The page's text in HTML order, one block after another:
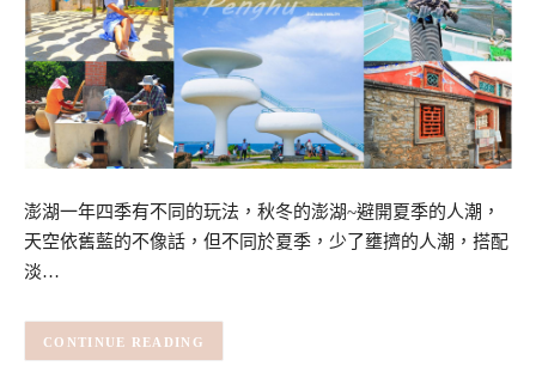
澎湖一年四季有不同的玩法，秋冬的澎湖~避開夏季的人潮，
天空依舊藍的不像話，但不同於夏季，少了壅擠的人潮，搭配
淡…
CONTINUE READING